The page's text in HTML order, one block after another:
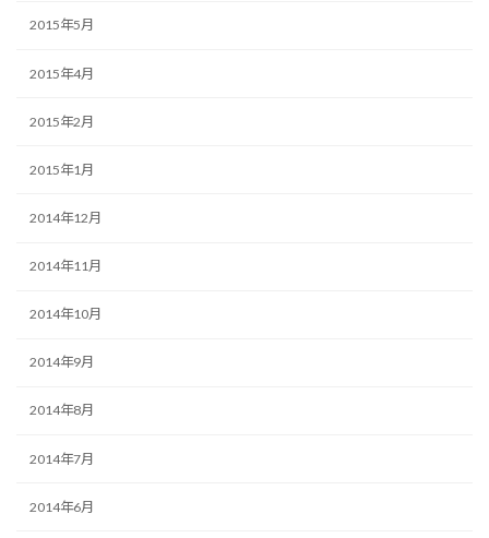
2015年5月
2015年4月
2015年2月
2015年1月
2014年12月
2014年11月
2014年10月
2014年9月
2014年8月
2014年7月
2014年6月